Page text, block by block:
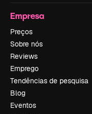
Empresa
Preços
Sobre nós
Reviews
Emprego
Tendências de pesquisa
Blog
Eventos